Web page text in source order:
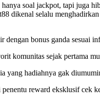
soal jackpot, tapi juga
dikenal selalu
dengan bonus ganda sesuai
komunitas sejak pertama
yang hadiahnya gak
reward eksklusif cek